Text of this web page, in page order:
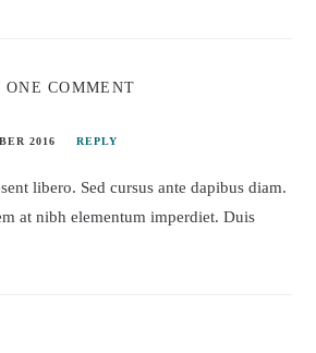
COMMENT
2016 REPLY
libero. Sed cursus ante dapibus diam.
at nibh elementum imperdiet. Duis